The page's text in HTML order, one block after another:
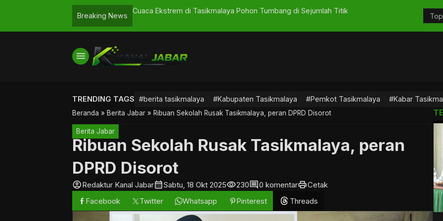
Breaking News
Cuaca Ekstrem di Tasikmalaya Pohon Tumbang di Sejumlah Titik
di Sekolah?
menu
TRENDING TAGS #berita tasikmalaya #Kabupaten Tasikmalaya #Pemkot Tasikmalaya #Kabar
Beranda » Berita Jabar » Ribuan Sekolah Rusak Tasikmalaya, peran DPRD Disorot
Berita Jabar
Ribuan Sekolah Rusak Tasikmalaya, peran
DPRD Disorot
account_circleRedaktur Kanal Jabarcalendar_monthSabtu, 18 Okt 2025visibility230comment0 komentarprintCetak
Facebook
Twitter Whatsapp Pinterest Threads